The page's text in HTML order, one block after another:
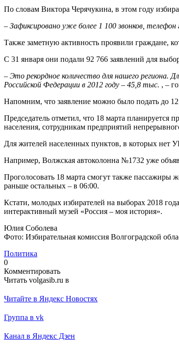
По словам Виктора Черячукина, в этом году
– Зафиксировано уже более 1 100 звонков,
Также заметную активность проявили граждане,
С 31 января они подали 92 766 заявлений для
– Это рекордное количество для нашего региона.
Российской Федерации в 2012 году – 45,8 тыс. , –
Напомним, что заявление можно было подать до
Председатель отметил, что 18 марта планируется
населения, сотрудникам предприятий
Для жителей населенных пунктов, в которых нет
Например, Волжская автоколонна №1732 уже
Проголосовать 18 марта смогут также пассажиры
раньше остальных – в 06:00.
Кстати, молодых избирателей на выборах 2018
интерактивный музей «Россия – моя история».
Юлия Соболева
Фото: Избирательная комиссия Волгоградской
Политика
0
Комментировать
Читать volgasib.ru в
Читайте в Яндекс Новостях
Группа в vk
Канал в Яндекс Дзен